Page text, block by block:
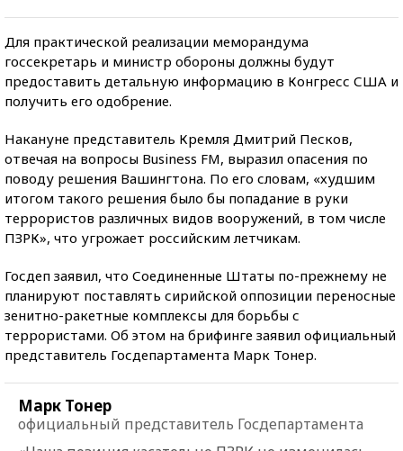
Для практической реализации меморандума
госсекретарь и министр обороны должны будут
предоставить детальную информацию в Конгресс США и
получить его одобрение.
Накануне представитель Кремля Дмитрий Песков,
отвечая на вопросы Business FM, выразил опасения по
поводу решения Вашингтона. По его словам, «худшим
итогом такого решения было бы попадание в руки
террористов различных видов вооружений, в том числе
ПЗРК», что угрожает российским летчикам.
Госдеп заявил, что Соединенные Штаты по-прежнему не
планируют поставлять сирийской оппозиции переносные
зенитно-ракетные комплексы для борьбы с
террористами. Об этом на брифинге заявил официальный
представитель Госдепартамента Марк Тонер.
Марк Тонер
официальный представитель Госдепартамента